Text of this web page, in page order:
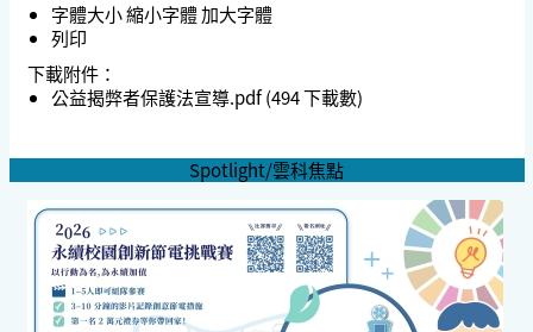
字體大小縮小字體加大字體
列印
下載附件：
公益揭弊者保護法宣導.pdf (494 下載數)
Spotlight/雲科焦點